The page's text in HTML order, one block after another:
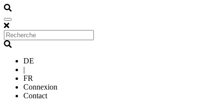
DE
|
FR
Connexion
Contact